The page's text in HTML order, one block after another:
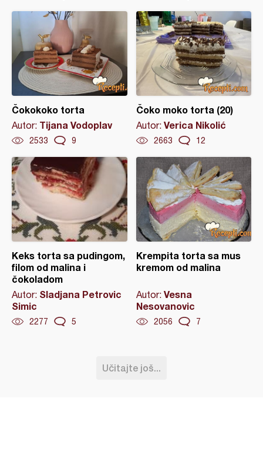
Čokokoko torta
Autor: Tijana Vodoplav
2533 9
Čoko moko torta (20)
Autor: Verica Nikolić
2663 12
Keks torta sa pudingom,
filom od malina i
čokoladom
Autor: Sladjana Petrovic
Simic
2277 5
Krempita torta sa mus
kremom od malina
Autor: Vesna
Nesovanovic
2056 7
Učitajte još...